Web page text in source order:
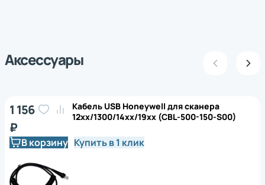
Аксессуары
Кабель USB Honeywell для сканера
12xx/1300/14xx/19xx (CBL-500-150-S00)
1 156
₽
В корзину Купить в 1 клик